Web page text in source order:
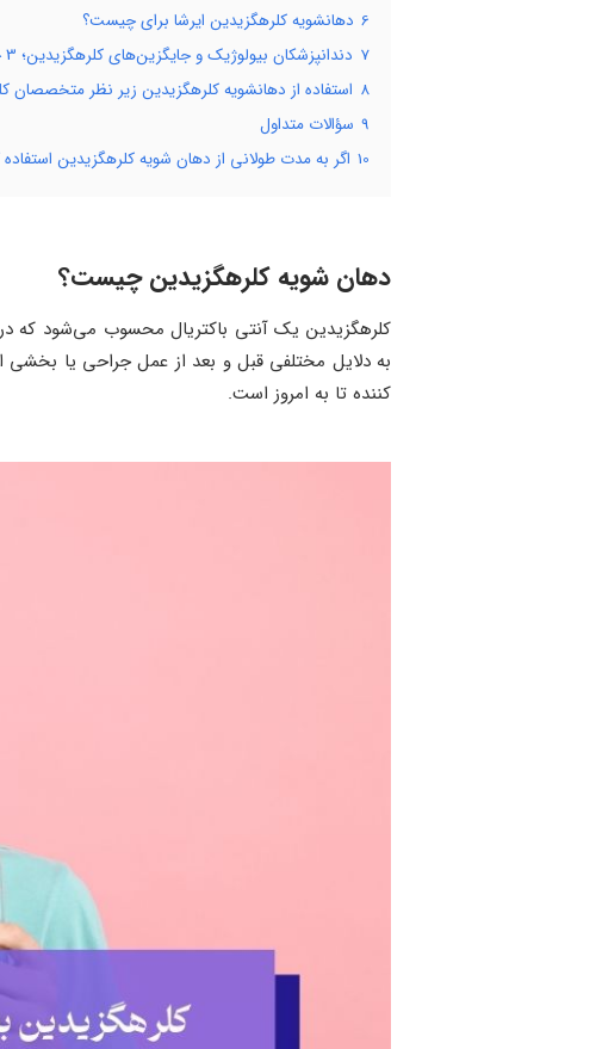
6 دهانشویه کلرهگزیدین ایرشا برای چیست؟
7 دندانپزشکان بیولوژیک و جایگزین‌های کلرهگزیدین؛ 3 جایگزین مؤثر
8 استفاده از دهانشویه کلرهگزیدین زیر نظر متخصصان
9 سؤالات متداول
10 اگر به مدت طولانی از دهان شویه کلرهگزیدین استفاده
دهان شویه کلرهگزیدین چیست؟
کلرهگزیدین یک آنتی باکتریال محسوب می‌شود که
به دلایل مختلفی قبل و بعد از عمل جراحی یا بخشی
کننده تا به امروز است.